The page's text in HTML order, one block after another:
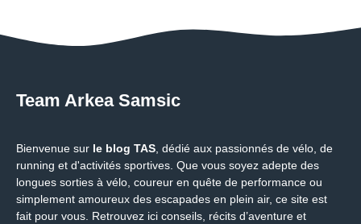
Team Arkea Samsic
Bienvenue sur le blog TAS , dédié aux passionnés de vélo, de
running et d'activités sportives. Que vous soyez adepte des
longues sorties à vélo, coureur en quête de performance ou
simplement amoureux des escapades en plein air, ce site est
fait pour vous. Retrouvez ici conseils, récits d’aventure et